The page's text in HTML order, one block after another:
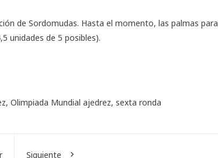
de Sordomudas. Hasta el momento, las palmas para
unidades de 5 posibles).
, Olimpiada Mundial ajedrez, sexta ronda
Siguiente